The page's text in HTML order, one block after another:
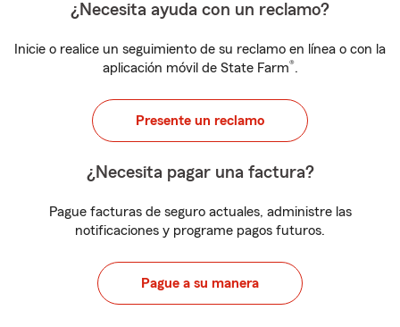
¿Necesita ayuda con un reclamo?
Inicie o realice un seguimiento de su reclamo en línea o con la
aplicación móvil de State Farm®.
Presente un reclamo
¿Necesita pagar una factura?
Pague facturas de seguro actuales, administre las
notificaciones y programe pagos futuros.
Pague a su manera